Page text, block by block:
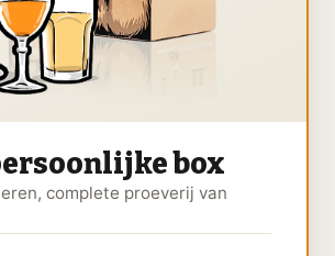
box
complete proeverij van